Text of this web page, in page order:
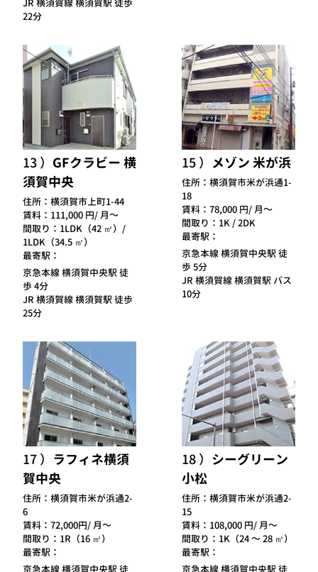
JR 横須賀線 横須賀駅 徒歩
22分
13
GFクラビー 横
須賀中央
住所： 横須賀市上町1-44
賃料： 111,000 円/ 月～
間取り： 1LDK（42 ㎡）/
1LDK（34.5 ㎡）
最寄駅：
京急本線 横須賀中央駅 徒
歩 4分
JR 横須賀線 横須賀駅 徒歩
25分
15 メゾン 米が浜
住所： 横須賀市米が浜通1-
18
賃料： 78,000 円/ 月～
間取り： 1K / 2DK
最寄駅：
京急本線 横須賀中央駅 徒
歩 5分
JR 横須賀線 横須賀駅 バス
10分
17
ラフィネ横須
賀中央
住所： 横須賀市米が浜通2-
6
賃料： 72,000円/ 月～
間取り： 1R（16 ㎡）
最寄駅：
京急本線 横須賀中央駅 徒
18
シーグリーン
小松
住所： 横須賀市米が浜通2-
15
賃料： 108,000 円/ 月～
間取り： 1K（24 ～ 28 ㎡）
最寄駅：
京急本線 横須賀中央駅 徒